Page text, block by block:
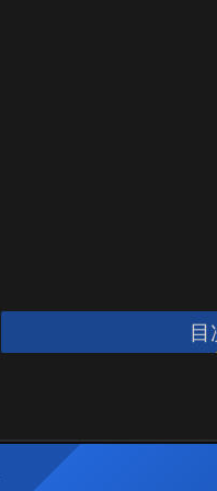
目